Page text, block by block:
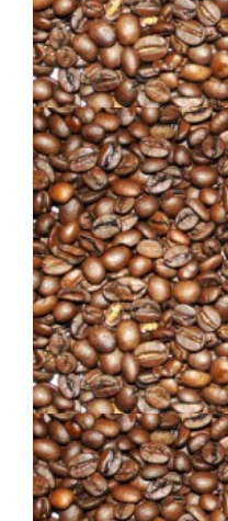
MÉLANGE MATIN
KENYA AA NOIR